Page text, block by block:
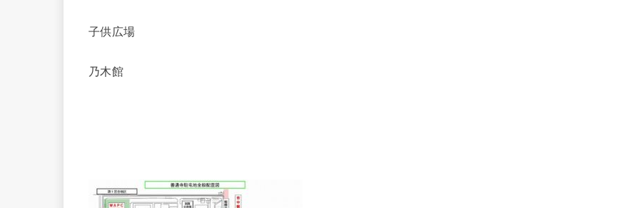
子供広場
乃木館